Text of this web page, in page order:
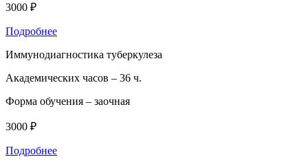
3000 ₽
Подробнее
Иммунодиагностика туберкулеза
Академических часов – 36 ч.
Форма обучения – заочная
3000 ₽
Подробнее